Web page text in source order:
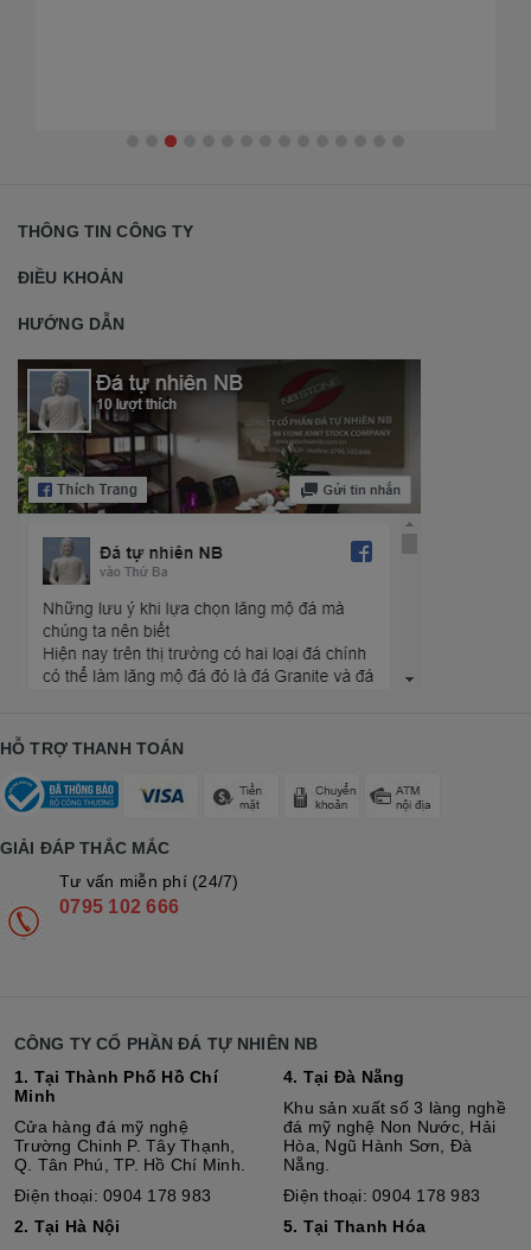
THÔNG TIN CÔNG TY
ĐIỀU KHOẢN
HƯỚNG DẪN
HỖ TRỢ THANH TOÁN
GIẢI ĐÁP THẮC MẮC
Tư vấn miễn phí (24/7)
0795 102 666
CÔNG TY CỔ PHẦN ĐÁ TỰ NHIÊN NB
1. Tại Thành Phố Hồ Chí
Minh
Cửa hàng đá mỹ nghệ
Trường Chinh P. Tây Thạnh,
Q. Tân Phú, TP. Hồ Chí Minh.
Điện thoại: 0904 178 983
2. Tại Hà Nội
4. Tại Đà Nẵng
Khu sản xuất số 3 làng nghề
đá mỹ nghệ Non Nước, Hải
Hòa, Ngũ Hành Sơn, Đà
Nẵng.
Điện thoại: 0904 178 983
5. Tại Thanh Hóa